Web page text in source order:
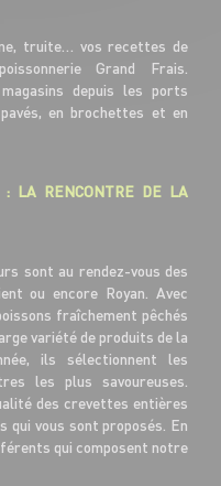
truite… vos recettes de
Grand Frais.
depuis les ports
en brochettes et en
: LA RENCONTRE DE LA
sont au rendez-vous des
ou encore Royan. Avec
fraîchement pêchés
variété de produits de la
ils sélectionnent les
les plus savoureuses.
des crevettes entières
qui vous sont proposés. En
qui composent notre